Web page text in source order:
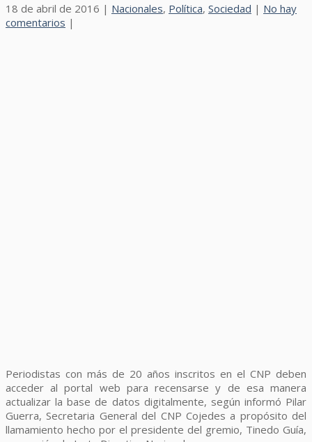
18 de abril de 2016 | Nacionales, Política, Sociedad | No hay
comentarios |
Periodistas con más de 20 años inscritos en el CNP deben
acceder al portal web para recensarse y de esa manera
actualizar la base de datos digitalmente, según informó Pilar
Guerra, Secretaria General del CNP Cojedes a propósito del
llamamiento hecho por el presidente del gremio, Tinedo Guía,